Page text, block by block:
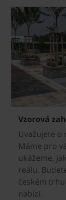
Vzorová
Uvažujete
Máme pro
ukážeme,
reálu.
českém
nabízí.